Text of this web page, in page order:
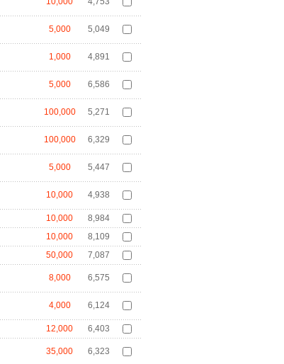
5,000 5,049
1,000 4,891
5,000 6,586
100,000 5,271
100,000 6,329
5,000 5,447
10,000 4,938
10,000
8,984
10,000
8,109
50,000 7,087
8,000 6,575
4,000 6,124
12,000 6,403
35,000 6,323